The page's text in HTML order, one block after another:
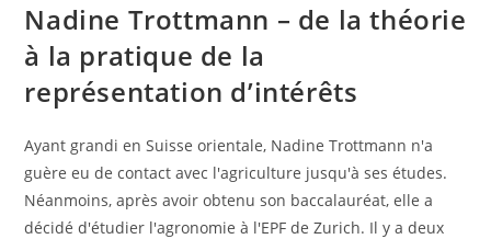
Nadine Trottmann – de la théorie
à la pratique de la
représentation d’intérêts
Ayant grandi en Suisse orientale, Nadine Trottmann n'a
guère eu de contact avec l'agriculture jusqu'à ses études.
Néanmoins, après avoir obtenu son baccalauréat, elle a
décidé d'étudier l'agronomie à l'EPF de Zurich. Il y a deux